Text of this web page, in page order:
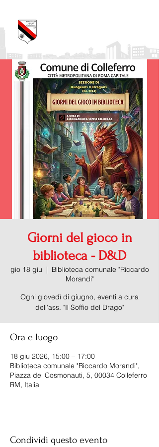
Giorni del gioco in
biblioteca - D&D
gio 18 giu
  |
Biblioteca comunale "Riccardo
Morandi"
Ogni giovedì di giugno, eventi a cura
dell'ass. "Il Soffio del Drago"
Ora e luogo
18 giu 2026, 15:00 – 17:00
Biblioteca comunale "Riccardo Morandi",
Piazza dei Cosmonauti, 5, 00034 Colleferro
RM, Italia
Condividi questo evento